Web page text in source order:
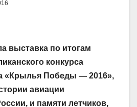
выставка по итогам
конкурса
«Крылья Победы — 2016»,
авиации
и памяти летчиков,